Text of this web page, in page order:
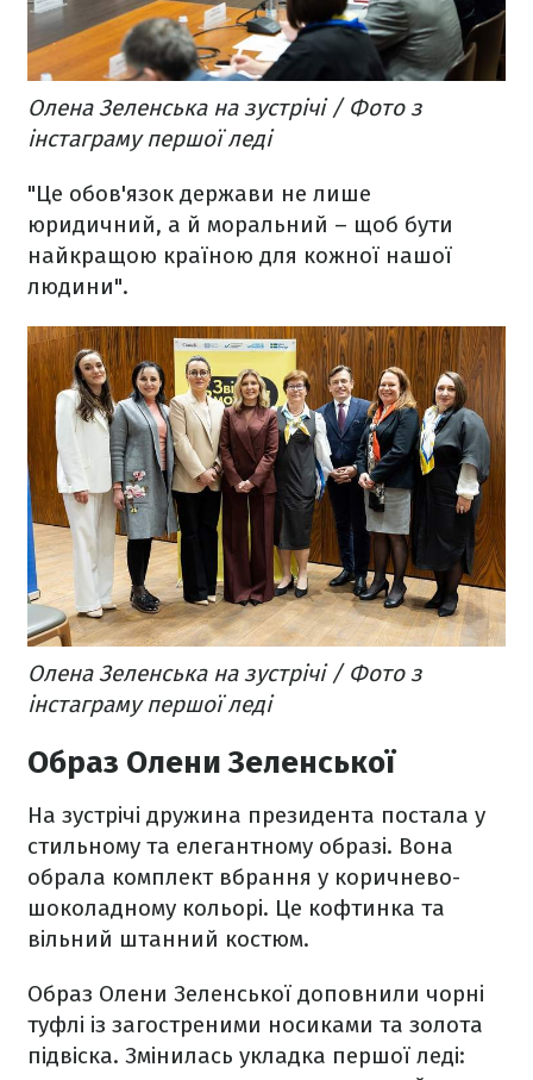
Олена Зеленська на зустрічі / Фото з
інстаграму першої леді
"Це обов'язок держави не лише
юридичний, а й моральний – щоб бути
найкращою країною для кожної нашої
людини".
Олена Зеленська на зустрічі / Фото з
інстаграму першої леді
Образ Олени Зеленської
На зустрічі дружина президента постала у
стильному та елегантному образі. Вона
обрала комплект вбрання у коричнево-
шоколадному кольорі. Це кофтинка та
вільний штанний костюм.
Образ Олени Зеленської доповнили чорні
туфлі із загостреними носиками та золота
підвіска. Змінилась укладка першої леді: